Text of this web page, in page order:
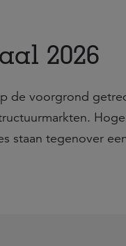
2026
de voorgrond
staan tegenover